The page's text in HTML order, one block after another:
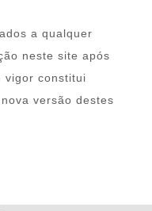
a qualquer
neste site após
vigor constitui
versão destes